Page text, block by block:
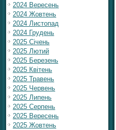
2024 Вересень
2024 Жовтень
2024 Листопад
2024 Грудень
2025 Січень
2025 Лютий
2025 Березень
2025 Квітень
2025 Травень
2025 Червень
2025 Липень
2025 Серпень
2025 Вересень
2025 Жовтень